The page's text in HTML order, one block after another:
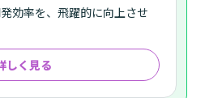
効率を、飛躍的に向上させ
しく見る